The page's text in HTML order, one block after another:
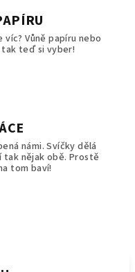
víc? Vůně papíru nebo
tak teď si vyber!
námi. Svíčky dělá
nějak obě. Prostě
tom baví!